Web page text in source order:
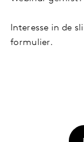
Interesse in de
formulier.